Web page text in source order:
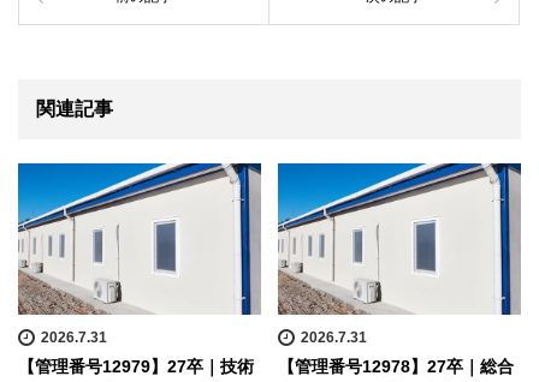
関連記事
2026.7.31
【管理番号12979】27卒｜技術
2026.7.31
【管理番号12978】27卒｜総合